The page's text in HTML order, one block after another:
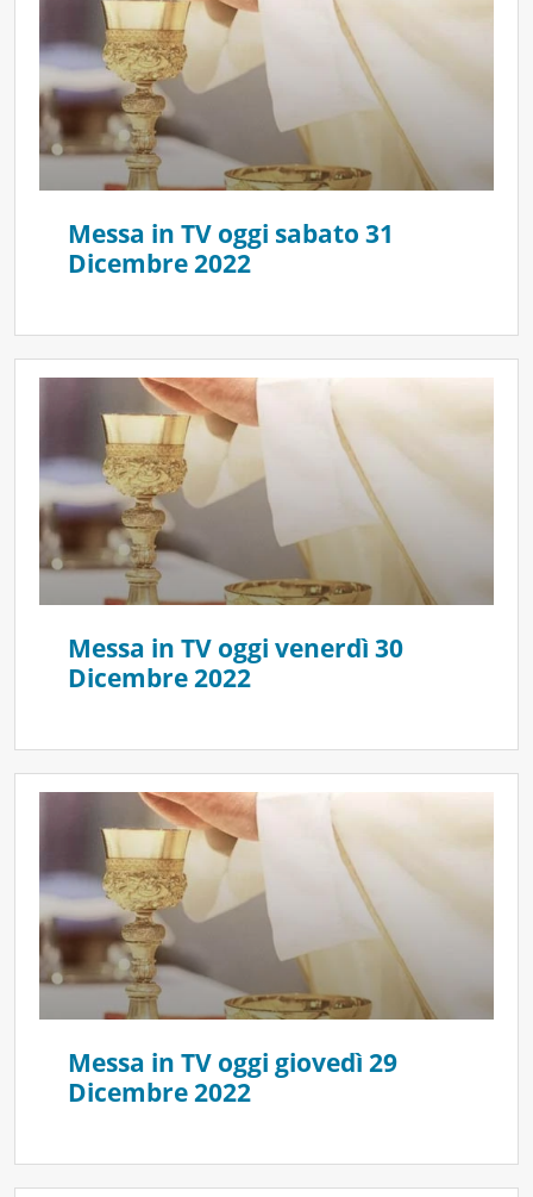
Messa in TV oggi sabato 31
Dicembre 2022
Messa in TV oggi venerdì 30
Dicembre 2022
Messa in TV oggi giovedì 29
Dicembre 2022